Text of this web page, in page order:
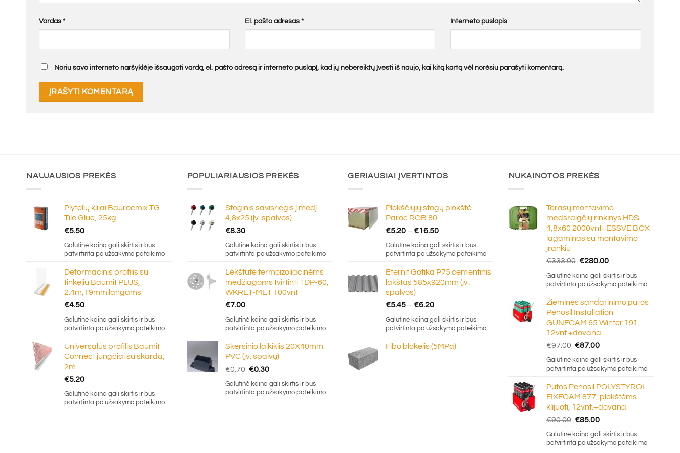
Vardas * El. pašto adresas * Interneto puslapis
Noriu savo interneto naršyklėje išsaugoti vardą, el. pašto adresą ir interneto puslapį, kad jų nebereiktų įvesti iš naujo, kai kitą kartą vėl norėsiu parašyti komentarą.
NAUJAUSIOS PREKĖS
Plytelių klijai Baurocmix TG
Tile Glue, 25kg
€5.50
Galutinė kaina gali skirtis ir bus
patvirtinta po užsakymo pateikimo
Deformacinis profilis su
tinkeliu Baumit PLUS,
2.4m,19mm langams
€4.50
Galutinė kaina gali skirtis ir bus
patvirtinta po užsakymo pateikimo
Universalus profilis Baumit
Connect jungčiai su skarda,
2m
€5.20
Galutinė kaina gali skirtis ir bus
patvirtinta po užsakymo pateikimo
POPULIARIAUSIOS PREKĖS
Stoginis savisriegis į medį
4,8x25 (įv. spalvos)
€8.30
Galutinė kaina gali skirtis ir bus
patvirtinta po užsakymo pateikimo
Lėkštutė termoizoliacinėms
medžiagoms tvirtinti TDP-60,
WKRET-MET 100vnt
€7.00
Galutinė kaina gali skirtis ir bus
patvirtinta po užsakymo pateikimo
Skersinio laikiklis 20X40mm
PVC (įv. spalvų)
€0.70 Original
price
was:
€0.30Current
price
is:
Galutinė kaina gali skirtis ir bus
patvirtinta po užsakymo pateikimo
GERIAUSIAI ĮVERTINTOS
Plokščiųjų stogų plokštė
Paroc ROB 80
€5.20 – €16.50Price
range:
€5.20
€16.50
Galutinė kaina gali skirtis ir bus
patvirtinta po užsakymo pateikimo
Eternit Gotika P75 cementinis
lakštas 585x920mm (įv.
spalvos)
€5.45 – €6.20Price
range:
€5.45
€6.20
Galutinė kaina gali skirtis ir bus
patvirtinta po užsakymo pateikimo
Fibo blokelis (5MPa)
NUKAINOTOS PREKĖS
Terasų montavimo
medsraigčių rinkinys HDS
4,8x60 2000vnt+ESSVE BOX
lagaminas su montavimo
įrankiu
€333.00 Original
price
was:
€280.00Current
price
is:
Galutinė kaina gali skirtis ir bus
patvirtinta po užsakymo pateikimo
Žieminės sandarinimo putos
Penosil Installation
GUNFOAM 65 Winter 191,
12vnt.+dovana
€97.00 Original
price
was:
€87.00Current
price
is:
Galutinė kaina gali skirtis ir bus
patvirtinta po užsakymo pateikimo
Putos Penosil POLYSTYROL
FIXFOAM 877, plokštėms
klijuoti, 12vnt.+dovana
€90.00 Original
price
was:
€85.00Current
price
is:
Galutinė kaina gali skirtis ir bus
patvirtinta po užsakymo pateikimo